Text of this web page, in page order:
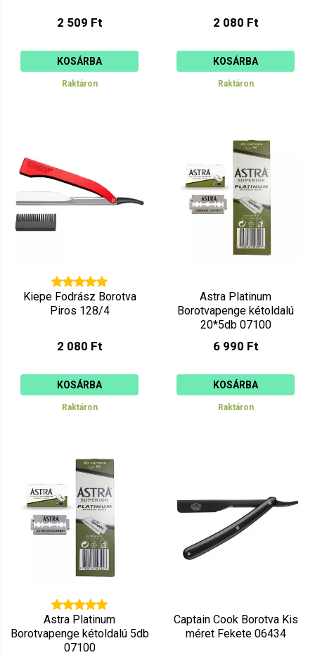
2 509 Ft
KOSÁRBA
Raktáron
2 080 Ft
KOSÁRBA
Raktáron
Kiepe Fodrász Borotva
Piros 128/4
2 080 Ft
KOSÁRBA
Raktáron
Astra Platinum
Borotvapenge kétoldalú
20*5db 07100
6 990 Ft
KOSÁRBA
Raktáron
Astra Platinum
Borotvapenge kétoldalú 5db
07100
Captain Cook Borotva Kis
méret Fekete 06434